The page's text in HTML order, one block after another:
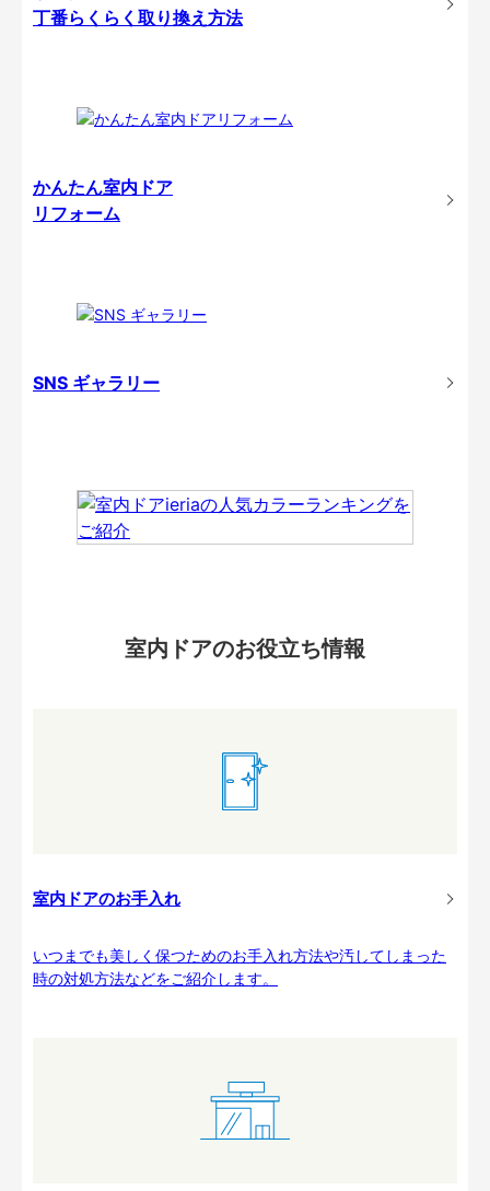
丁番らくらく取り換え方法
かんたん室内ドア
リフォーム
SNS ギャラリー
室内ドアのお役立ち情報
室内ドアのお手入れ
いつまでも美しく保つためのお手入れ方法や汚してしまった
時の対処方法などをご紹介します。